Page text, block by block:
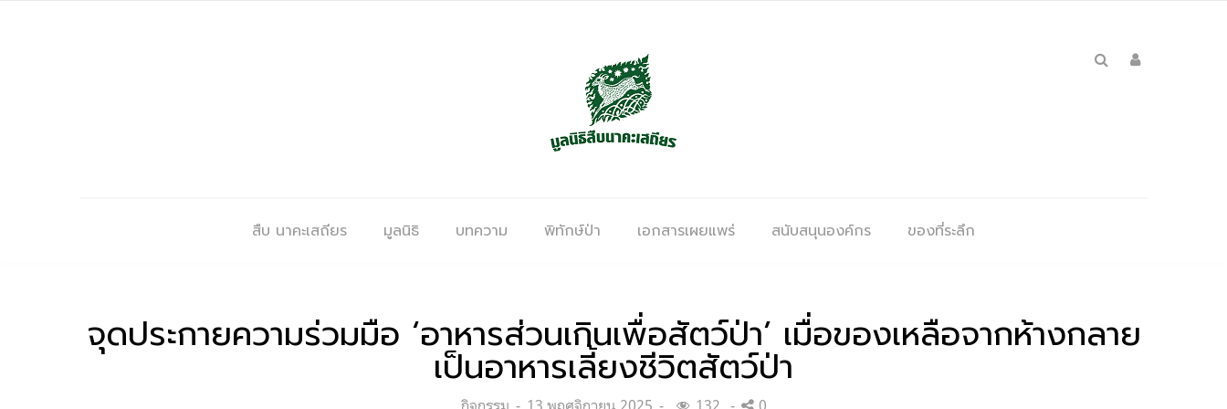
สืบ นาคะเสถียร มูลนิธิ บทความ พิทักษ์ป่า เอกสารเผยแพร่ สนับสนุนองค์กร ของที่ระลึก
จุดประกายความร่วมมือ ‘อาหารส่วนเกินเพื่อสัตว์ป่า’ เมื่อของเหลือจากห้างกลาย
เป็นอาหารเลี้ยงชีวิตสัตว์ป่า
Categories:
กิจกรรม Posted
13 พฤศจิกายน 2025 132 0